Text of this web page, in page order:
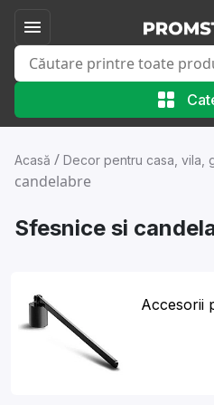
Acasă / Decor pentru casa, vila,
candelabre
Sfesnice si
Accesorii